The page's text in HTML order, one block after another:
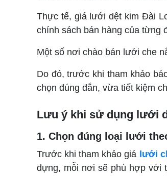
Thực tế, giá lưới dệt kim Đài
chính sách bán hàng của từng
Một số nơi chào bán lưới che
Do đó, trước khi tham khảo
chọn đúng đắn, vừa tiết kiệm
Lưu ý khi sử dụng lưới
1. Chọn đúng loại lưới
Trước khi tham khảo giá lưới
dựng, mỗi nơi sẽ phù hợp với